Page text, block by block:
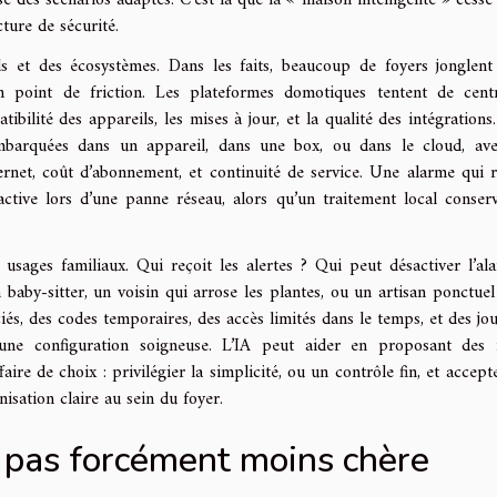
de sécurité.
et des écosystèmes. Dans les faits, beaucoup de foyers
point de friction. Les plateformes domotiques tentent de
des appareils, les mises à jour, et la qualité des
dans un appareil, dans une box, ou dans le cloud,
coût d’abonnement, et continuité de service. Une alarme qui
lors d’une panne réseau, alors qu’un traitement local
familiaux. Qui reçoit les alertes ? Qui peut désactiver
sitter, un voisin qui arrose les plantes, ou un artisan
des codes temporaires, des accès limités dans le temps, et des
configuration soigneuse. L’IA peut aider en proposant des
de choix : privilégier la simplicité, ou un contrôle fin, et
claire au sein du foyer.
forcément moins chère